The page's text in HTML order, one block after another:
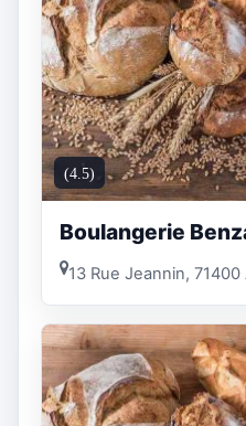
(4.5)
Boulangerie
13 Rue Jeannin,